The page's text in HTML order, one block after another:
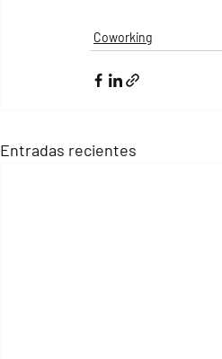
Coworking
Entradas recientes